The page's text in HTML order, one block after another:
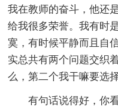
我在教师的奋斗，他还
给我很多荣誉。我有时
寞，有时候平静而且自
实总共有两个问题交织
么，第二个我干嘛要选
有句话说得好，你